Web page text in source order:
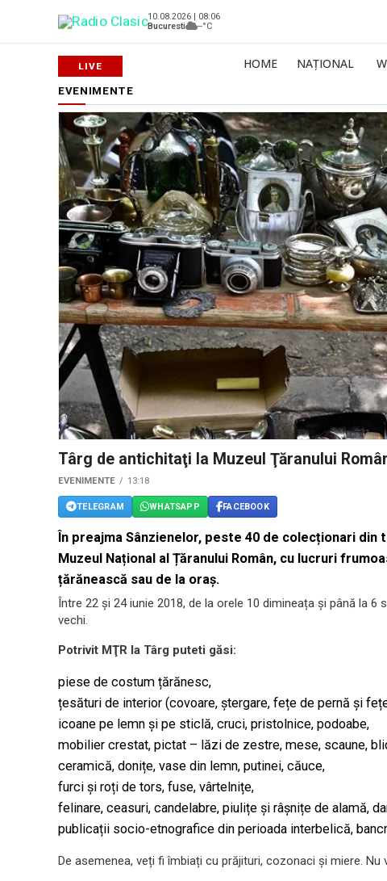
10.08.2026 | 08:06
Bucuresti
--°C
HOME NAȚIONAL
EVENIMENTE
Târg de antichitaţi la Muzeul Ţăranului
EVENIMENTE 13:18
TELEGRAM WHATSAPP FACEBOOK
În preajma Sânzienelor, peste 40 de colecționari
Muzeul Național al Țăranului Român, cu lucruri
țărănească sau de la oraș.
Între 22 și 24 iunie 2018, de la orele 10 dimineața și până la
vechi.
Potrivit MŢR la Târg puteti găsi:
piese de costum țărănesc,
țesături de interior (covoare, ștergare, fețe de pernă și
icoane pe lemn și pe sticlă, cruci, pristolnice, podoabe,
mobilier crestat, pictat – lăzi de zestre, mese, scaune,
ceramică, donițe, vase din lemn, putinei, căuce,
furci și roți de tors, fuse, vârtelnițe,
felinare, ceasuri, candelabre, piulițe și râșnițe de alamă,
publicații socio-etnografice din perioada interbelică,
De asemenea, veți fi îmbiați cu prăjituri, cozonaci și miere. Nu